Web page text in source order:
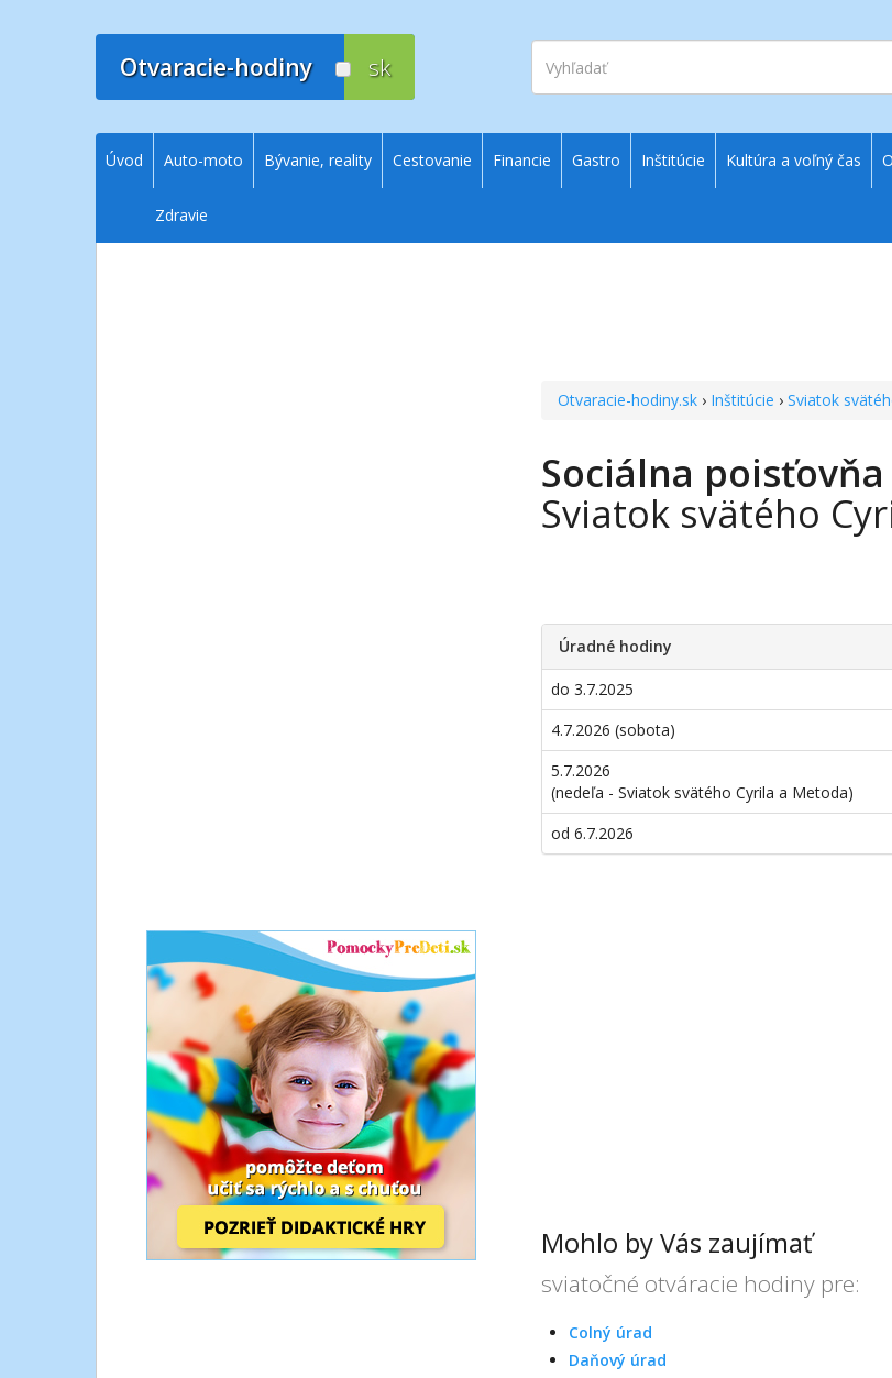
Otvaracie-hodiny sk
Vyhľadať
Otvaracie-hodiny.sk › Inštitúcie ›Sviatok
Sociálna poisťovňa
Sviatok svätého
Úradné hodiny
do 3.7.2025
4.7.2026 (sobota)
5.7.2026
(nedeľa - Sviatok svätého Cyrila a Metoda)
od 6.7.2026
Mohlo by Vás zaujímať
sviatočné otváracie hodiny pre:
Colný úrad
Daňový úrad
Úvod Auto-moto Bývanie, reality Cestovanie Financie Gastro Inštitúcie Kultúra a voľný čas
Zdravie